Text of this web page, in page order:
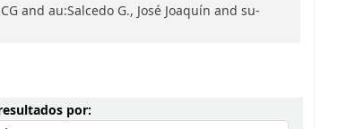
and au:Salcedo G., José Joaquín and su-
por:Ordenar por: